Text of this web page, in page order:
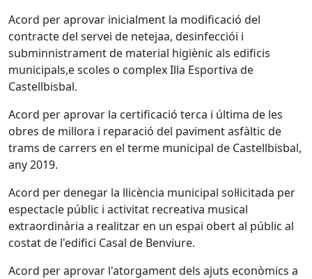
Acord per aprovar inicialment la modificació del
contracte del servei de netejaa, desinfecciói i
subminnistrament de material higiènic als edificis
municipals,e scoles o complex Illa Esportiva de
Castellbisbal.
Acord per aprovar la certificació terca i última de les
obres de millora i reparació del paviment asfàltic de
trams de carrers en el terme municipal de Castellbisbal,
any 2019.
Acord per denegar la llicència municipal sol·licitada per
espectacle públic i activitat recreativa musical
extraordinària a realitzar en un espai obert al públic al
costat de l'edifici Casal de Benviure.
Acord per aprovar l'atorgament dels ajuts econòmics a